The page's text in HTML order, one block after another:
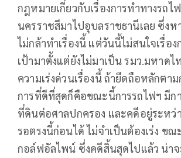
กฎหมายเกี่ยวกับเรื่องการทําทางรถไ
นครราชสีมาไปอุบลราชธานีเลย ซึ่งห
ไม่กล้าทําเรื่องนี้ แต่วันนี้ไม่สนใจเรื่อ
เป้ามาตั้งแต่ยังไม่มาเป็น รมว.มหาดไ
ความเร่งด่วนเรื่องนี้ ถ้ายึดถือหลักตา
การที่ดีที่สุดก็คือขณะนี้การรถไฟฯ มีก
ที่ดินต่อศาลปกครอง และคดีอยู่ระหว่
รอตรงนี้ก่อนได้ ไม่จําเป็นต้องเร่ง ขณ
กอล์ฟอัลไพน์ ซึ่งคดีสิ้นสุดไปแล้ว น่าจ